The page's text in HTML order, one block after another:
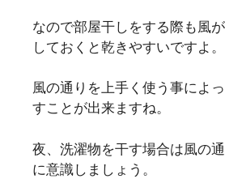
なので部屋干しをする際も風
しておくと乾きやすいですよ。
風の通りを上手く使う事によ
すことが出来ますね。
夜、洗濯物を干す場合は風の
に意識しましょう。